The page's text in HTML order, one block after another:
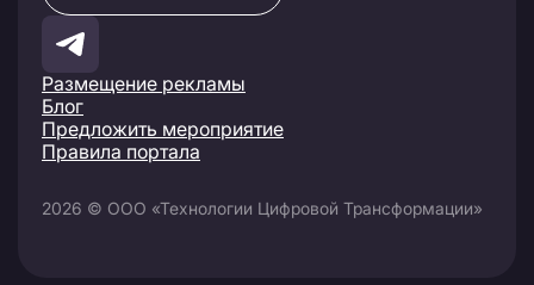
Размещение рекламы
Блог
Предложить мероприятие
Правила портала
2026 © ООО «Технологии Цифровой Трансформации»